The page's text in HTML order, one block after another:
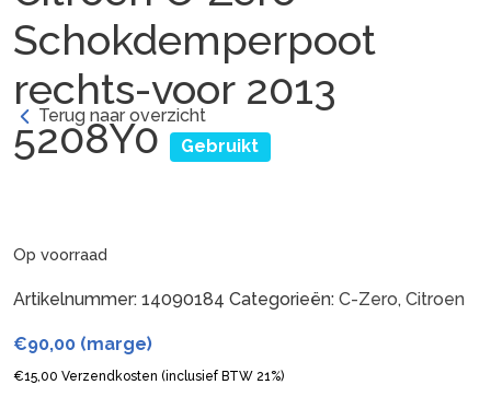
Schokdemperpoot
rechts-voor 2013
5208Y0 Gebruikt
Terug naar overzicht
Op voorraad
Artikelnummer: 14090184 Categorieën: C-Zero, Citroen
€90,00 (marge)
€15,00 Verzendkosten (inclusief BTW 21%)